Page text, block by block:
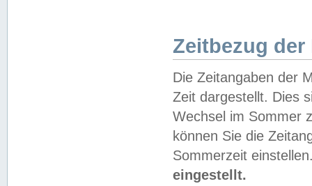
Zeitbezug der
Die Zeitangaben der
Zeit dargestellt. Dies
Wechsel im Sommer
können Sie die
Sommerzeit
eingestellt.